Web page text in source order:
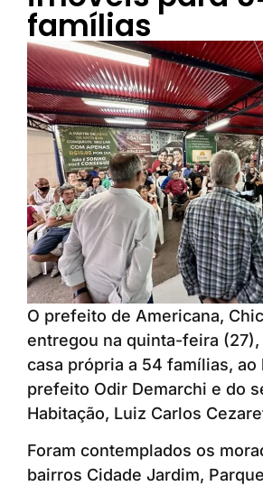
famílias
O prefeito de Americana,
entregou na quinta-feira
casa própria a 54 famílias,
prefeito Odir Demarchi e do
Habitação, Luiz Carlos
Foram contemplados os
bairros Cidade Jardim,